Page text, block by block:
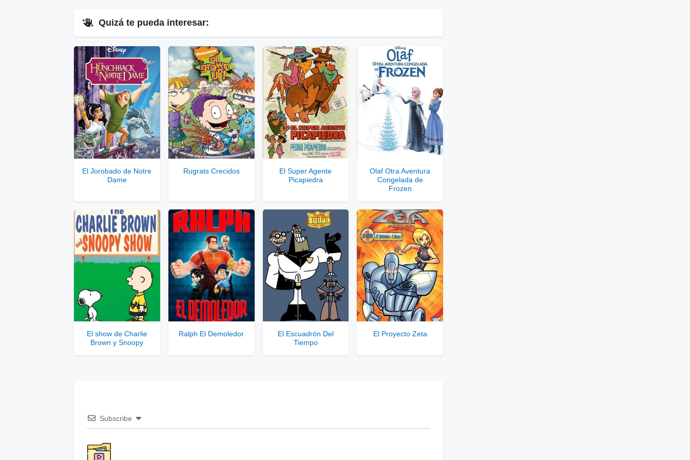
▷
Ver Enlaces Públicos
▷Enlaces Privados VIP⇓
Ver Enlaces Privados VIP
Servidores directos
Comprar Cuenta VIP Aquí!
Quizá te pueda interesar:
El Jorobado de Notre
Dame
Rugrats Crecidos
El Super Agente
Picapiedra
Olaf Otra Aventura
Congelada de
Frozen
El show de Charlie
Brown y Snoopy
Ralph El Demoledor
El Escuadrón Del
Tiempo
El Proyecto Zeta
Subscribe